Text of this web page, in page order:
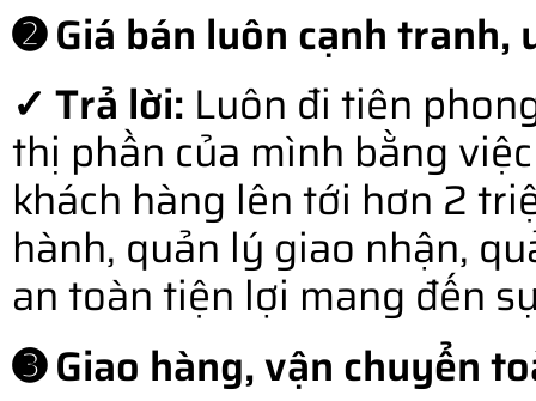
➋ Giá bán luôn cạnh tranh,
✓ Trả lời: Luôn đi tiên
thị phần của mình bằng
khách hàng lên tới hơn 2
hành, quản lý giao nhận,
an toàn tiện lợi mang đến
➌ Giao hàng, vận chuyển